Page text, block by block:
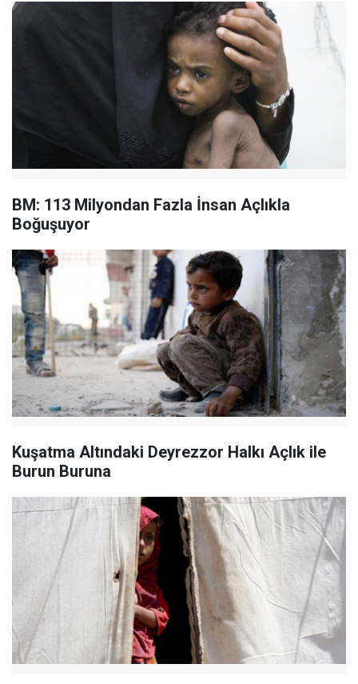
BM: 113 Milyondan Fazla İnsan Açlıkla
Boğuşuyor
Kuşatma Altındaki Deyrezzor Halkı Açlık ile
Burun Buruna